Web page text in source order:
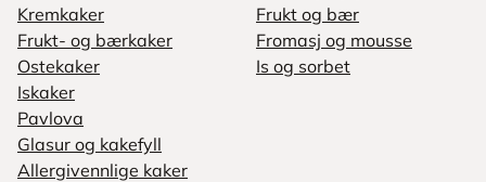
Kremkaker
Frukt- og bærkaker
Ostekaker
Iskaker
Pavlova
Glasur og kakefyll
Allergivennlige kaker
Frukt og bær
Fromasj og mousse
Is og sorbet